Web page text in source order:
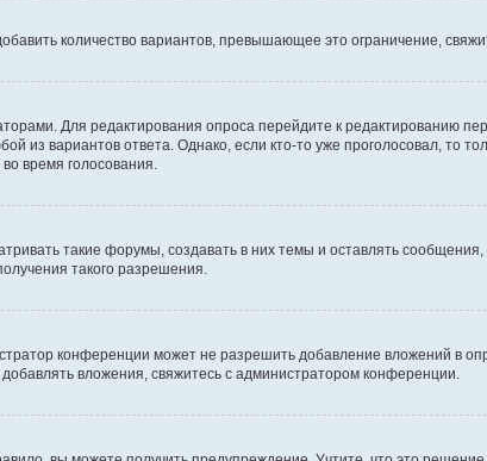
количество вариантов, превышающее это ограничение,
Для редактирования опроса перейдите к редактированию
из вариантов ответа. Однако, если кто-то уже проголосовал, то
время голосования.
такие форумы, создавать в них темы и оставлять
такого разрешения.
конференции может не разрешить добавление вложений в
вложения, свяжитесь с администратором конференции.